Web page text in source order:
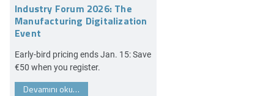
Industry Forum 2026: The
Manufacturing Digitalization
Event
Early-bird pricing ends Jan. 15: Save
€50 when you register.
Devamını oku…